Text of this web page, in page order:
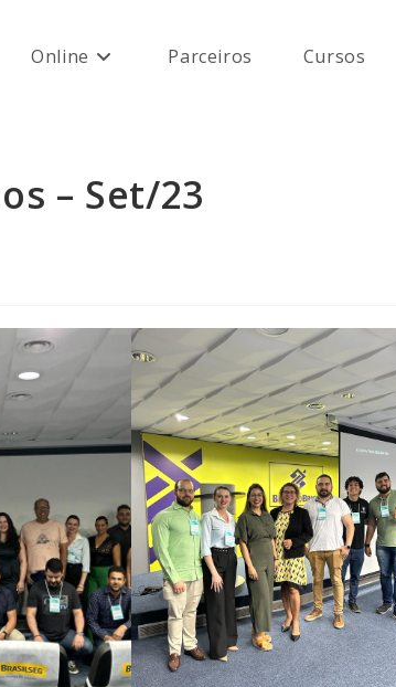
Online Parceiros Cursos
– Set/23